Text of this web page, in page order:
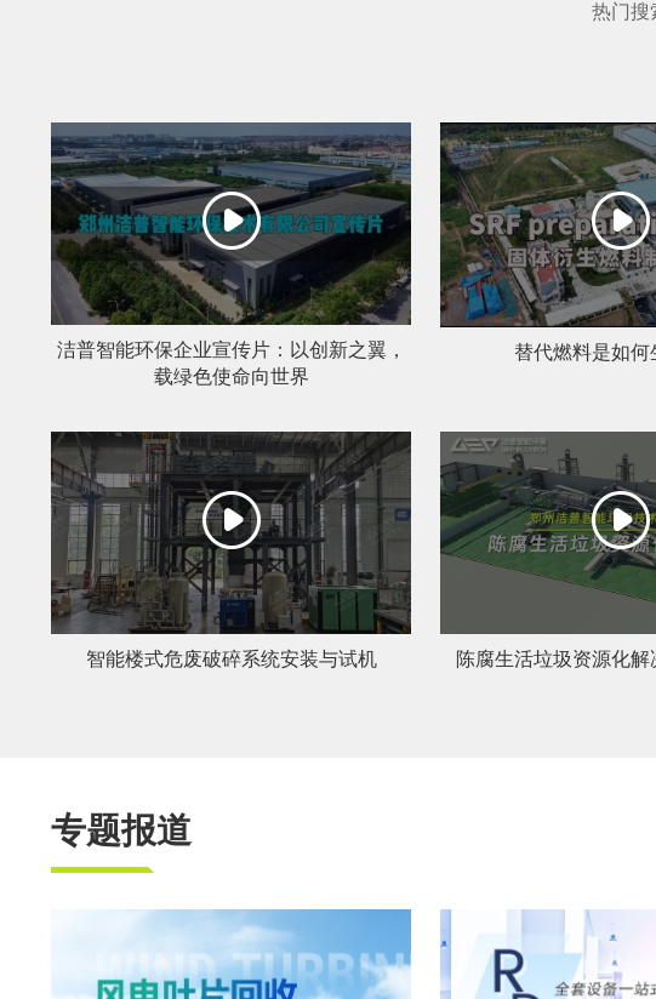
热门搜
洁普智能环保企业宣传片：以创新之翼，
载绿色使命向世界
替代燃料是如何
智能楼式危废破碎系统安装与试机 陈腐生活垃圾资源化
专题报道